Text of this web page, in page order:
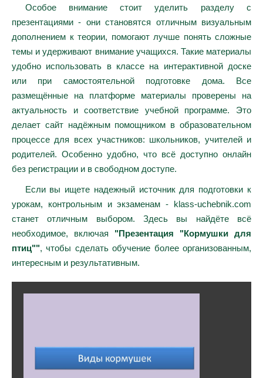
Особое внимание стоит уделить разделу с
презентациями - они становятся отличным визуальным
дополнением к теории, помогают лучше понять сложные
темы и удерживают внимание учащихся. Такие материалы
удобно использовать в классе на интерактивной доске
или при самостоятельной подготовке дома. Все
размещённые на платформе материалы проверены на
актуальность и соответствие учебной программе. Это
делает сайт надёжным помощником в образовательном
процессе для всех участников: школьников, учителей и
родителей. Особенно удобно, что всё доступно онлайн
без регистрации и в свободном доступе.
Если вы ищете надежный источник для подготовки к
урокам, контрольным и экзаменам - klass-uchebnik.com
станет отличным выбором. Здесь вы найдёте всё
необходимое, включая "Презентация "Кормушки для
птиц"", чтобы сделать обучение более организованным,
интересным и результативным.